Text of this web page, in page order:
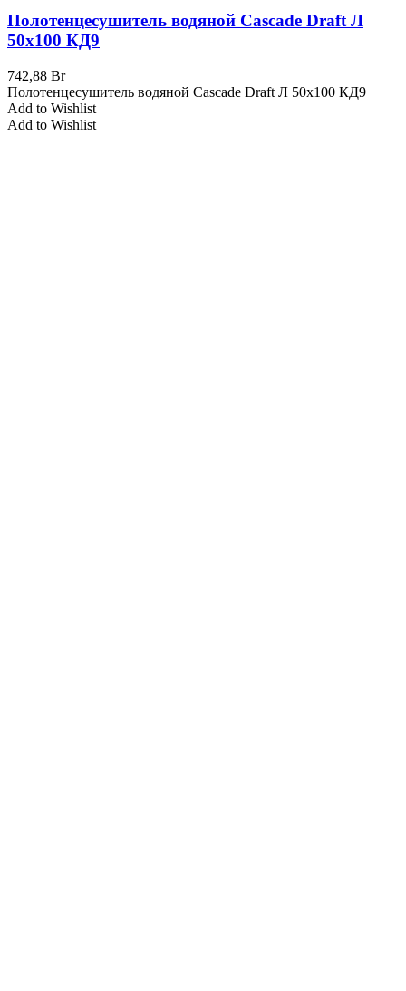
Полотенцесушитель водяной Cascade Draft Л
50х100 КД9
742,88 Br
Полотенцесушитель водяной Cascade Draft Л 50х100 КД9
Add to Wishlist
Add to Wishlist